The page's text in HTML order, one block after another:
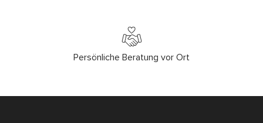
Persönliche Beratung vor Ort